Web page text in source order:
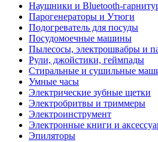
Наушники и Bluetooth-
Парогенераторы и Утюги
Подогреватель для посуды
Посудомоечные машины
Пылесосы, электрошвабры и
Рули, джойстики, геймпады
Стиральные и сушильные
Умные часы
Электрические зубные щетки
Электробритвы и триммеры
Электроинструмент
Электронные книги и
Эпиляторы